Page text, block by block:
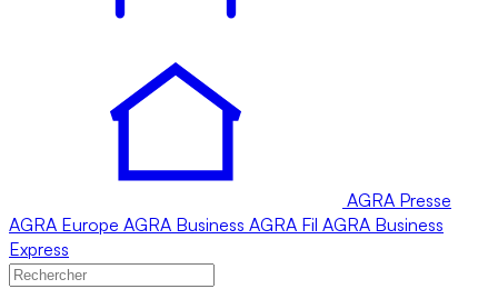
AGRA Presse
AGRA Europe AGRA Business AGRA Fil AGRA Business
Express